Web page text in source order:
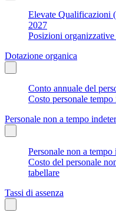
Elevate Qualificazioni
2027
Posizioni
Dotazione organica
Conto annuale del
Costo personale
Personale non a tempo
Personale non a
Costo del personale
tabellare
Tassi di assenza